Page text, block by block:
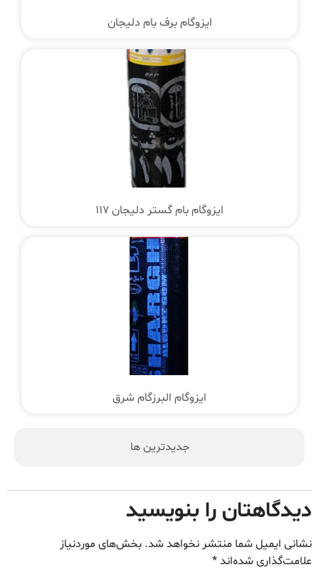
جدیدترین ها
ایزوگام برف بام دلیجان
ایزوگام بام گستر دلیجان 117
ایزوگام البرزگام شرق
دیدگاهتان را بنویسید
نشانی ایمیل شما منتشر نخواهد شد. بخش‌های موردنیاز
علامت‌گذاری شده‌اند*